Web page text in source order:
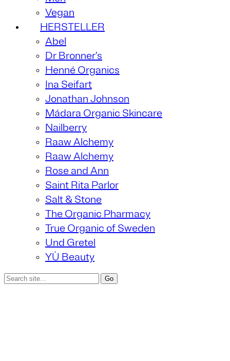
Vegan
HERSTELLER
Abel
Dr Bronner’s
Henné Organics
Ina Seifart
Jonathan Johnson
Mádara Organic Skincare
Nailberry
Raaw Alchemy
Raaw Alchemy
Rose and Ann
Saint Rita Parlor
Salt & Stone
The Organic Pharmacy
True Organic of Sweden
Und Gretel
YÙ Beauty